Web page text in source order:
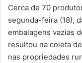
Cerca de 70
segunda-feira (18),
embalagens vazias
resultou na coleta
nas propriedades